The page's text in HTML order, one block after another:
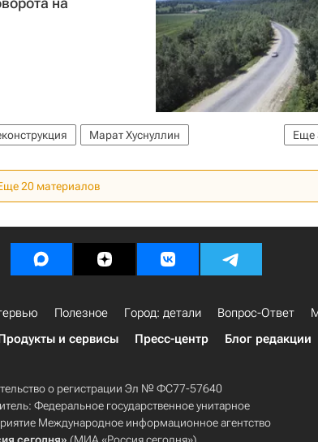
Еще
Марат Хуснуллин
20 материалов
Полезное Город: детали Вопрос-Ответ
и сервисы Пресс-центр Блог редакции
о регистрации Эл № ФС77-57640
Федеральное государственное унитарное
Международное информационное агентство